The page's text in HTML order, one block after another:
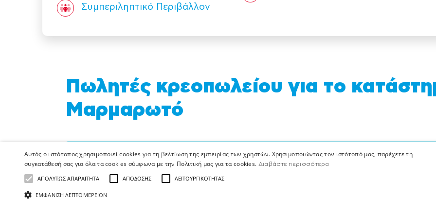
Συμπεριληπτικό Περιβάλλον
Πωλητές κρεοπωλείου για το
Μαρμαρωτό
Η κενή αυτή θέση δεν είναι πλέον διαθέσιμη
Ο Όμιλος ΑΛΦΑ ΒΗΤΑ ΒΑΣΙΛΟΠΟΥΛΟΣ είναι μία από τις μεγαλύτερες
τροφίμων με περισσότερα από 500 καταστήματα, λιανεμπορίου,
Αυτός ο ιστότοπος χρησιμοποιεί cookies για τη βελτίωση της εμπειρίας των χρηστών. Χρησιμοποιώντας τον ιστότοπό μας, παρέχετε τη
συγκατάθεσή σας για όλα τα cookies σύμφωνα με την Πολιτική μας για τα cookies. Διαβάστε περισσότερα
ΑΠΟΛΎΤΩΣ ΑΠΑΡΑΊΤΗΤΑ ΑΠΌΔΟΣΗΣ ΛΕΙΤΟΥΡΓΙΚΌΤΗΤΑΣ
ΕΜΦΆΝΙΣΗ ΛΕΠΤΟΜΕΡΕΙΏΝ